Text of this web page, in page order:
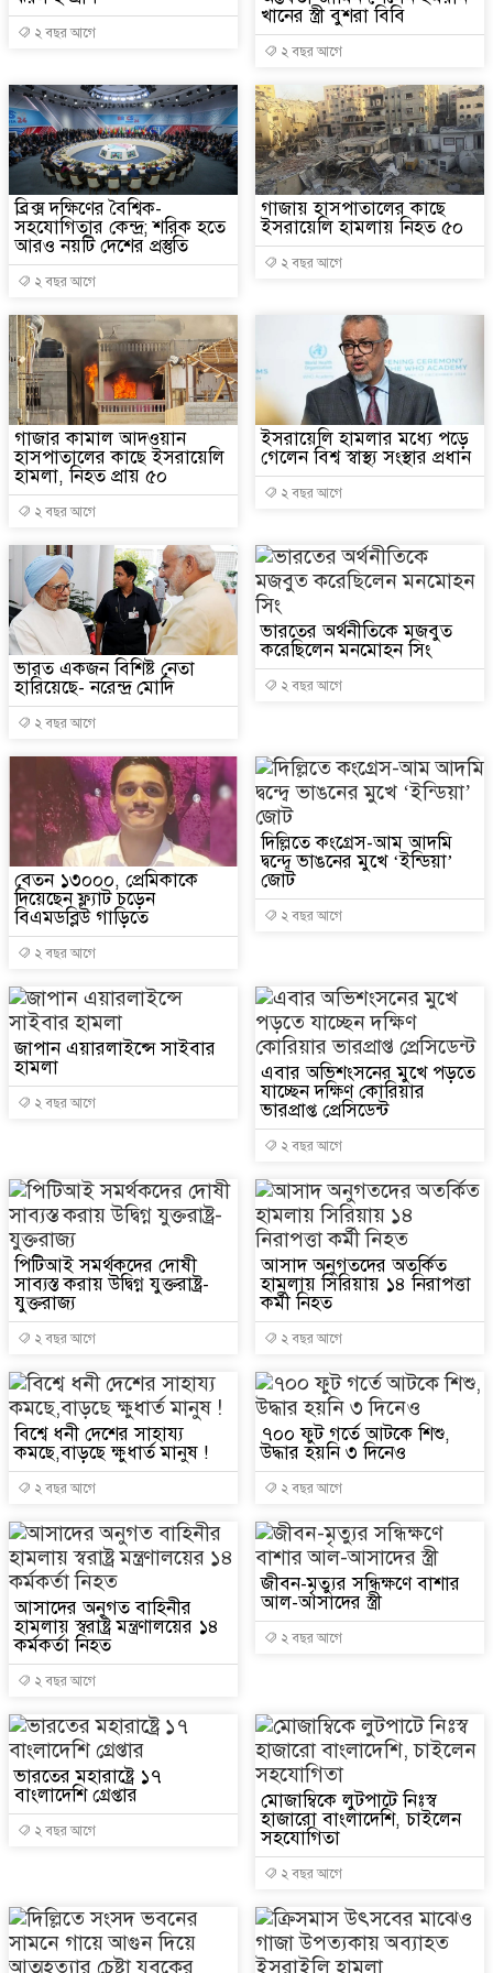
২ বছর আগে
খানের স্ত্রী বুশরা বিবি
২ বছর আগে
ব্রিক্স দক্ষিণের বৈশ্বিক-
সহযোগিতার কেন্দ্র; শরিক হতে
আরও নয়টি দেশের প্রস্তুতি
২ বছর আগে
গাজায় হাসপাতালের কাছে
ইসরায়েলি হামলায় নিহত ৫০
২ বছর আগে
গাজার কামাল আদওয়ান
হাসপাতালের কাছে ইসরায়েলি
হামলা, নিহত প্রায় ৫০
২ বছর আগে
ইসরায়েলি হামলার মধ্যে পড়ে
গেলেন বিশ্ব স্বাস্থ্য সংস্থার প্রধান
২ বছর আগে
ভারত একজন বিশিষ্ট নেতা
হারিয়েছে- নরেন্দ্র মোদি
২ বছর আগে
ভারতের অর্থনীতিকে মজবুত
করেছিলেন মনমোহন সিং
২ বছর আগে
বেতন ১৩০০০, প্রেমিকাকে
দিয়েছেন ফ্ল্যাট চড়েন
বিএমডব্লিউ গাড়িতে
২ বছর আগে
দিল্লিতে কংগ্রেস-আম আদমি
দ্বন্দ্বে ভাঙনের মুখে ‘ইন্ডিয়া’
জোট
২ বছর আগে
জাপান এয়ারলাইন্সে সাইবার
হামলা
২ বছর আগে
এবার অভিশংসনের মুখে পড়তে
যাচ্ছেন দক্ষিণ কোরিয়ার
ভারপ্রাপ্ত প্রেসিডেন্ট
২ বছর আগে
পিটিআই সমর্থকদের দোষী
সাব্যস্ত করায় উদ্বিগ্ন যুক্তরাষ্ট্র-
যুক্তরাজ্য
২ বছর আগে
আসাদ অনুগতদের অতর্কিত
হামলায় সিরিয়ায় ১৪ নিরাপত্তা
কর্মী নিহত
২ বছর আগে
বিশ্বে ধনী দেশের সাহায্য
কমছে,বাড়ছে ক্ষুধার্ত মানুষ !
২ বছর আগে
৭০০ ফুট গর্তে আটকে শিশু,
উদ্ধার হয়নি ৩ দিনেও
২ বছর আগে
আসাদের অনুগত বাহিনীর
হামলায় স্বরাষ্ট্র মন্ত্রণালয়ের ১৪
কর্মকর্তা নিহত
২ বছর আগে
জীবন-মৃত্যুর সন্ধিক্ষণে বাশার
আল-আসাদের স্ত্রী
২ বছর আগে
ভারতের মহারাষ্ট্রে ১৭
বাংলাদেশি গ্রেপ্তার
২ বছর আগে
মোজাম্বিকে লুটপাটে নিঃস্ব
হাজারো বাংলাদেশি, চাইলেন
সহ‌যো‌গিতা
২ বছর আগে